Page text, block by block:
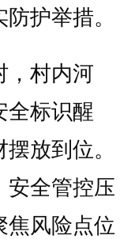
护举措。
村内河
全标识醒
放到位。
安全管控压
焦风险点位